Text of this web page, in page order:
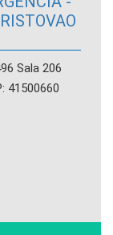
Sala 206
41500660